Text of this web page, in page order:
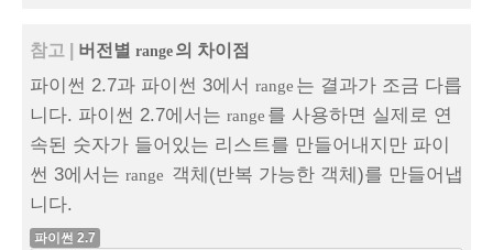
참고 | 버전별 range의 차이점
파이썬 2.7과 파이썬 3에서 range 는 결과가 조금 다릅
니다. 파이썬 2.7에서는 range 를 사용하면 실제로 연
속된 숫자가 들어있는 리스트를 만들어내지만 파이
썬 3에서는 range 객체(반복 가능한 객체)를 만들어냅
니다.
파이썬 2.7